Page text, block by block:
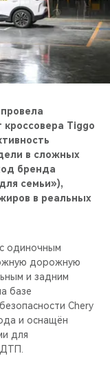
Tiggo
в сложных
бренда
семьи»),
в реальных
одиночным
дорожную
и задним
базе
Chery
и оснащён
для